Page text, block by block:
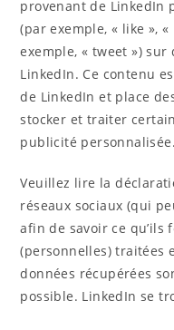
provenant de LinkedIn
(par exemple, « like »,
exemple, « tweet ») sur
LinkedIn. Ce contenu
de LinkedIn et place
stocker et traiter
publicité personnalisée.
Veuillez lire la
réseaux sociaux (qui
afin de savoir ce qu’ils
(personnelles) traitées
données récupérées
possible. LinkedIn se